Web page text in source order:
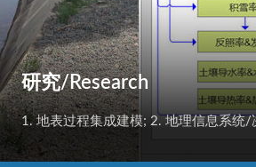
野外工作/Fieldwork
野外工作主要在青藏高原、祁连山区等